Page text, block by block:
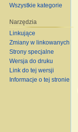
Wszystkie kategorie
Narzędzia
Linkujące
Zmiany w linkowanych
Strony specjalne
Wersja do druku
Link do tej wersji
Informacje o tej stronie